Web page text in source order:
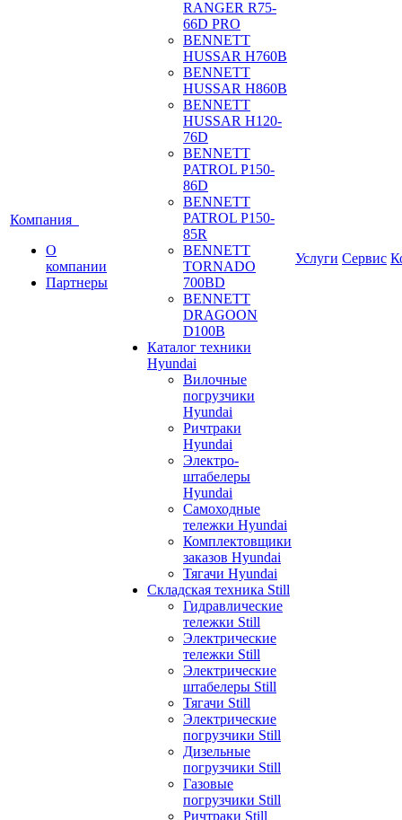
Компания
О
компании
Партнеры
RANGER R75-
66D PRO
BENNETT
HUSSAR H760B
BENNETT
HUSSAR H860B
BENNETT
HUSSAR H120-
76D
BENNETT
PATROL P150-
86D
BENNETT
PATROL P150-
85R
BENNETT
TORNADO
700BD
BENNETT
DRAGOON
D100B
Каталог техники
Hyundai
Вилочные
погрузчики
Hyundai
Ричтраки
Hyundai
Электро-
штабелеры
Hyundai
Самоходные
тележки Hyundai
Комплектовщики
заказов Hyundai
Тягачи Hyundai
Складская техника Still
Гидравлические
тележки Still
Электрические
тележки Still
Электрические
штабелеры Still
Тягачи Still
Электрические
погрузчики Still
Дизельные
погрузчики Still
Газовые
погрузчики Still
Ричтраки Still
Услуги Сервис